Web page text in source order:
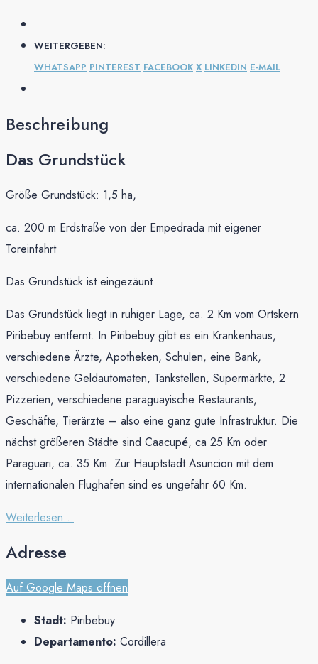
WEITERGEBEN:
WHATSAPP PINTEREST FACEBOOK X LINKEDIN E-MAIL
Beschreibung
Das Grundstück
Größe Grundstück: 1,5 ha,
ca. 200 m Erdstraße von der Empedrada mit eigener
Toreinfahrt
Das Grundstück ist eingezäunt
Das Grundstück liegt in ruhiger Lage, ca. 2 Km vom Ortskern
Piribebuy entfernt. In Piribebuy gibt es ein Krankenhaus,
verschiedene Ärzte, Apotheken, Schulen, eine Bank,
verschiedene Geldautomaten, Tankstellen, Supermärkte, 2
Pizzerien, verschiedene paraguayische Restaurants,
Geschäfte, Tierärzte – also eine ganz gute Infrastruktur. Die
nächst größeren Städte sind Caacupé, ca 25 Km oder
Paraguari, ca. 35 Km. Zur Hauptstadt Asuncion mit dem
internationalen Flughafen sind es ungefähr 60 Km.
Weiterlesen...
Adresse
Auf Google Maps öffnen
Stadt: Piribebuy
Departamento: Cordillera